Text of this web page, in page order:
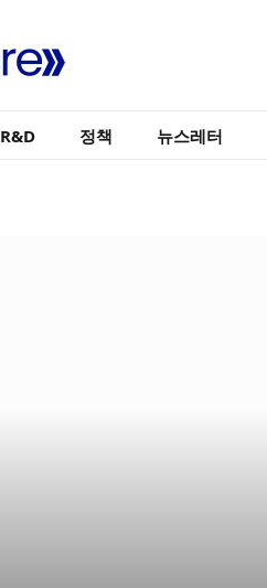
R&D 정책 뉴스레터